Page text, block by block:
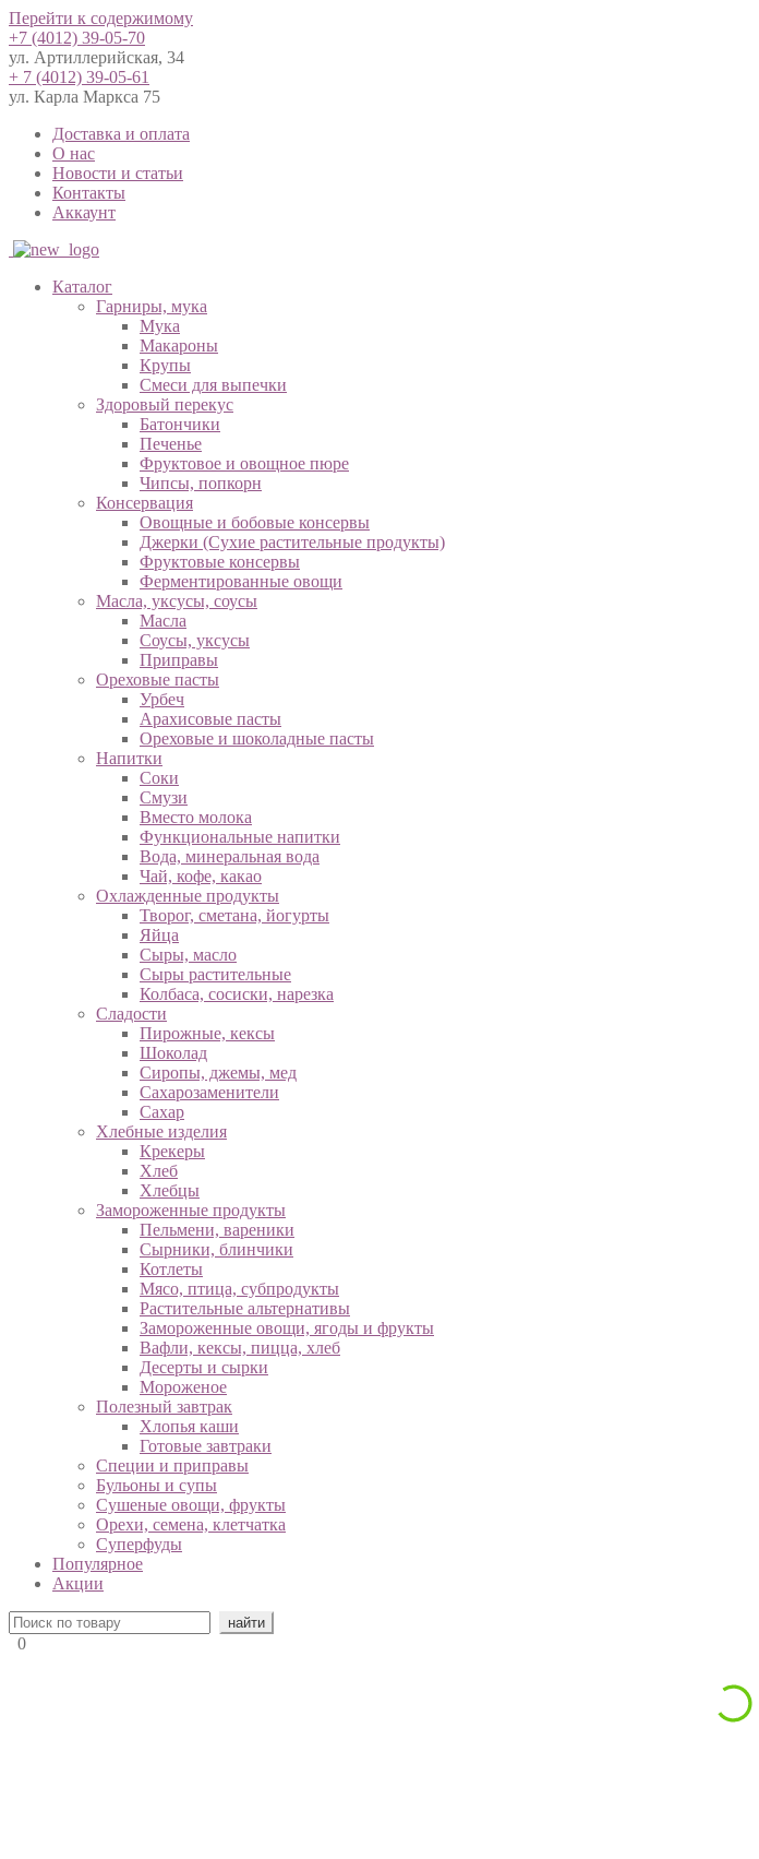
Перейти к содержимому
+7 (4012) 39-05-70
ул. Артиллерийская, 34
+ 7 (4012) 39-05-61
ул. Карла Маркса 75
Доставка и оплата
О нас
Новости и статьи
Контакты
Аккаунт
Каталог
Гарниры, мука
Мука
Макароны
Крупы
Смеси для выпечки
Здоровый перекус
Батончики
Печенье
Фруктовое и овощное пюре
Чипсы, попкорн
Консервация
Овощные и бобовые консервы
Джерки (Сухие растительные продукты)
Фруктовые консервы
Ферментированные овощи
Масла, уксусы, соусы
Масла
Соусы, уксусы
Приправы
Ореховые пасты
Урбеч
Арахисовые пасты
Ореховые и шоколадные пасты
Напитки
Соки
Смузи
Вместо молока
Функциональные напитки
Вода, минеральная вода
Чай, кофе, какао
Охлажденные продукты
Творог, сметана, йогурты
Яйца
Сыры, масло
Сыры растительные
Колбаса, сосиски, нарезка
Сладости
Пирожные, кексы
Шоколад
Сиропы, джемы, мед
Сахарозаменители
Сахар
Хлебные изделия
Крекеры
Хлеб
Хлебцы
Замороженные продукты
Пельмени, вареники
Сырники, блинчики
Котлеты
Мясо, птица, субпродукты
Растительные альтернативы
Замороженные овощи, ягоды и фрукты
Вафли, кексы, пицца, хлеб
Десерты и сырки
Мороженое
Полезный завтрак
Хлопья каши
Готовые завтраки
Специи и приправы
Бульоны и супы
Сушеные овощи, фрукты
Орехи, семена, клетчатка
Суперфуды
Популярное
Акции
0